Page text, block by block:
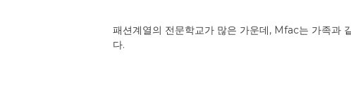
패션계열의 전문학교가 많은 가운데, Mfac는 가족과
다.